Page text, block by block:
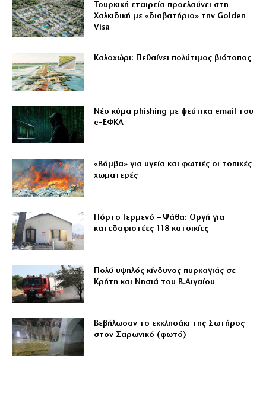
Τουρκική εταιρεία προελαύνει στη
Χαλκιδική με «διαβατήριο» την Golden
Visa
Καλοχώρι: Πεθαίνει πολύτιμος βιότοπος
Νέο κύμα phishing με ψεύτικα email του
e‑ΕΦΚΑ
«Βόμβα» για υγεία και φωτιές οι τοπικές
χωματερές
Πόρτο Γερμενό – Ψάθα: Οργή για
κατεδαφιστέες 118 κατοικίες
Πολύ υψηλός κίνδυνος πυρκαγιάς σε
Κρήτη και Νησιά του Β.Αιγαίου
Βεβήλωσαν το εκκλησάκι της Σωτήρος
στον Σαρωνικό (φωτό)